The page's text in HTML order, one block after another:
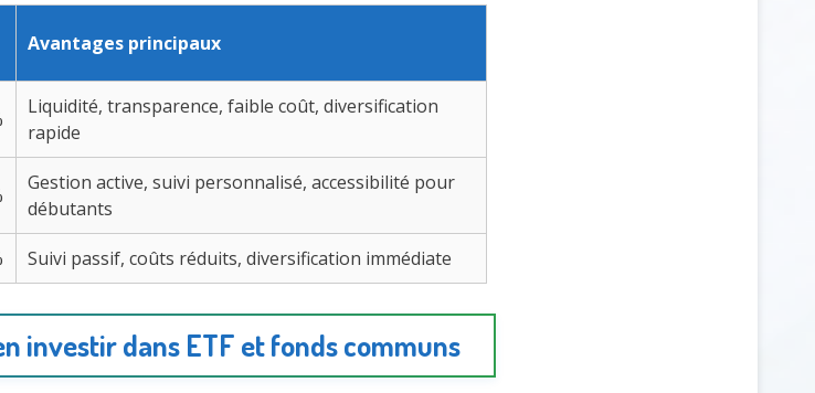
Avantages principaux
Liquidité, transparence, faible coût, diversification
rapide
Gestion active, suivi personnalisé, accessibilité pour
débutants
Suivi passif, coûts réduits, diversification immédiate
investir dans ETF et fonds communs